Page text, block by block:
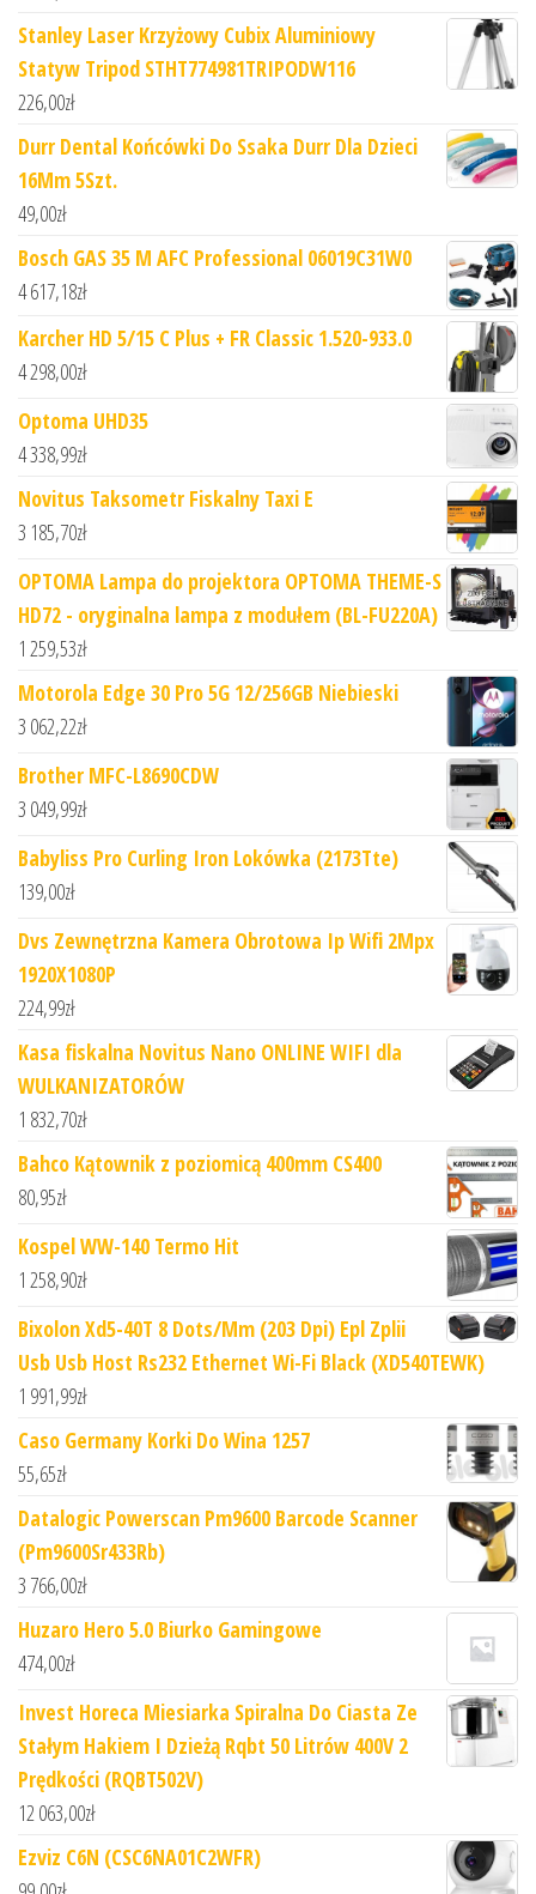
Stanley Laser Krzyżowy Cubix Aluminiowy
Statyw Tripod STHT774981TRIPODW116
226,00zł
Durr Dental Końcówki Do Ssaka Durr Dla Dzieci
16Mm 5Szt.
49,00zł
Bosch GAS 35 M AFC Professional 06019C31W0
4 617,18zł
Karcher HD 5/15 C Plus + FR Classic 1.520-933.0
4 298,00zł
Optoma UHD35
4 338,99zł
Novitus Taksometr Fiskalny Taxi E
3 185,70zł
OPTOMA Lampa do projektora OPTOMA THEME-S
HD72 - oryginalna lampa z modułem (BL-FU220A)
1 259,53zł
Motorola Edge 30 Pro 5G 12/256GB Niebieski
3 062,22zł
Brother MFC-L8690CDW
3 049,99zł
Babyliss Pro Curling Iron Lokówka (2173Tte)
139,00zł
Dvs Zewnętrzna Kamera Obrotowa Ip Wifi 2Mpx
1920X1080P
224,99zł
Kasa fiskalna Novitus Nano ONLINE WIFI dla
WULKANIZATORÓW
1 832,70zł
Bahco Kątownik z poziomicą 400mm CS400
80,95zł
Kospel WW-140 Termo Hit
1 258,90zł
Bixolon Xd5-40T 8 Dots/Mm (203 Dpi) Epl Zplii
Usb Usb Host Rs232 Ethernet Wi-Fi Black (XD540TEWK)
1 991,99zł
Caso Germany Korki Do Wina 1257
55,65zł
Datalogic Powerscan Pm9600 Barcode Scanner
(Pm9600Sr433Rb)
3 766,00zł
Huzaro Hero 5.0 Biurko Gamingowe
474,00zł
Invest Horeca Miesiarka Spiralna Do Ciasta Ze
Stałym Hakiem I Dzieżą Rqbt 50 Litrów 400V 2
Prędkości (RQBT502V)
12 063,00zł
Ezviz C6N (CSC6NA01C2WFR)